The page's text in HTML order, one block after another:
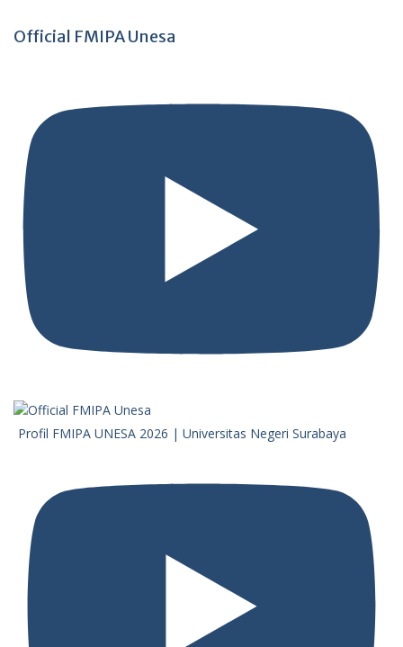
Official FMIPA Unesa
Profil FMIPA UNESA 2026 | Universitas Negeri Surabaya